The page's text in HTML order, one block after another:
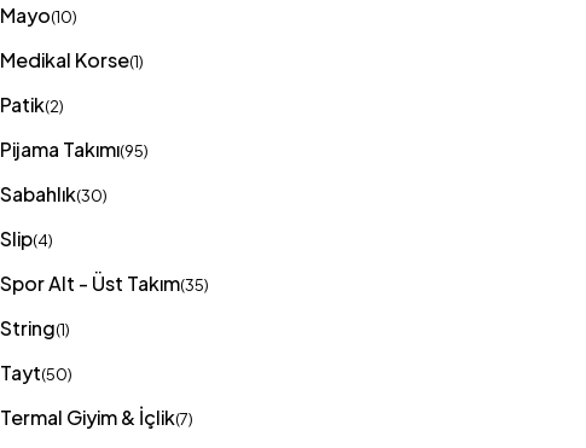
Mayo(10)
Medikal Korse(1)
Patik(2)
Pijama Takımı(95)
Sabahlık(30)
Slip(4)
Spor Alt - Üst Takım(35)
String(1)
Tayt(50)
Termal Giyim & İçlik(7)